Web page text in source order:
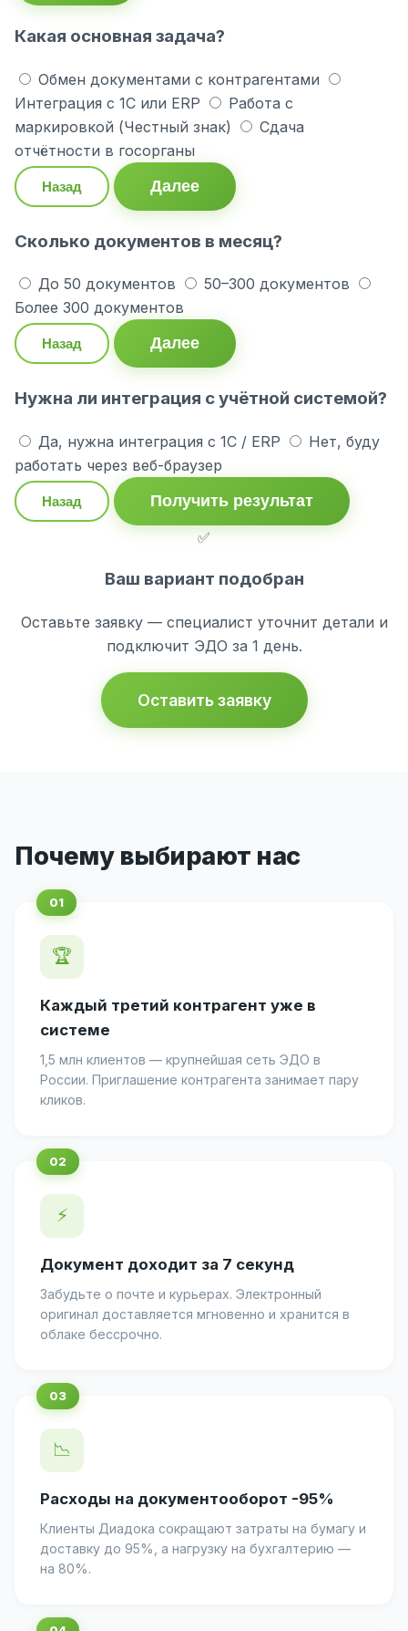
Какая основная задача?
Обмен документами с контрагентами
Интеграция с 1С или ERP
Работа с
маркировкой (Честный знак)
Сдача
отчётности в госорганы
Назад Далее
Сколько документов в месяц?
До 50 документов
50–300 документов
Более 300 документов
Назад Далее
Нужна ли интеграция с учётной системой?
Да, нужна интеграция с 1С / ERP
Нет, буду
работать через веб-браузер
Назад
Получить результат
✅
Ваш вариант подобран
Оставьте заявку — специалист уточнит детали и
подключит ЭДО за 1 день.
Оставить заявку
Почему выбирают нас
🏆
Каждый третий контрагент уже в
системе
1,5 млн клиентов — крупнейшая сеть ЭДО в
России. Приглашение контрагента занимает пару
кликов.
⚡
Документ доходит за 7 секунд
Забудьте о почте и курьерах. Электронный
оригинал доставляется мгновенно и хранится в
облаке бессрочно.
📉
Расходы на документооборот -95%
Клиенты Диадока сокращают затраты на бумагу и
доставку до 95%, а нагрузку на бухгалтерию —
на 80%.